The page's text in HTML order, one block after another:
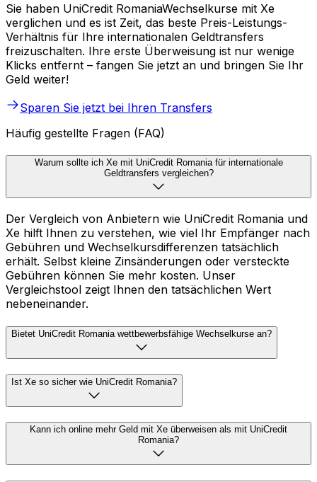
Sie haben UniCredit RomaniaWechselkurse mit Xe
verglichen und es ist Zeit, das beste Preis-Leistungs-
Verhältnis für Ihre internationalen Geldtransfers
freizuschalten. Ihre erste Überweisung ist nur wenige
Klicks entfernt – fangen Sie jetzt an und bringen Sie Ihr
Geld weiter!
Sparen Sie jetzt bei Ihren Transfers
Häufig gestellte Fragen (FAQ)
Warum sollte ich Xe mit UniCredit Romania für internationale
Geldtransfers vergleichen?
Der Vergleich von Anbietern wie UniCredit Romania und
Xe hilft Ihnen zu verstehen, wie viel Ihr Empfänger nach
Gebühren und Wechselkursdifferenzen tatsächlich
erhält. Selbst kleine Zinsänderungen oder versteckte
Gebühren können Sie mehr kosten. Unser
Vergleichstool zeigt Ihnen den tatsächlichen Wert
nebeneinander.
Bietet UniCredit Romania wettbewerbsfähige Wechselkurse an?
Ist Xe so sicher wie UniCredit Romania?
Kann ich online mehr Geld mit Xe überweisen als mit UniCredit
Romania?